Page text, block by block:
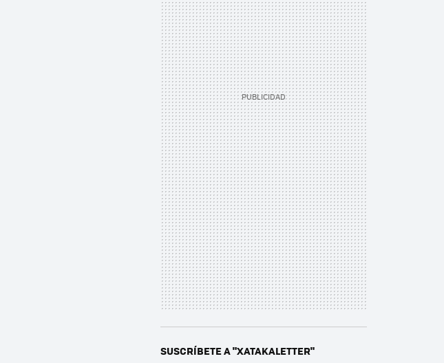
SUSCRÍBETE A "XATAKALETTER"